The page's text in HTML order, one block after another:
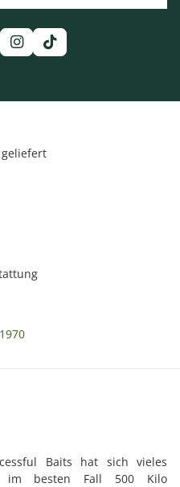
Baits hat sich vieles
im besten Fall 500 Kilo